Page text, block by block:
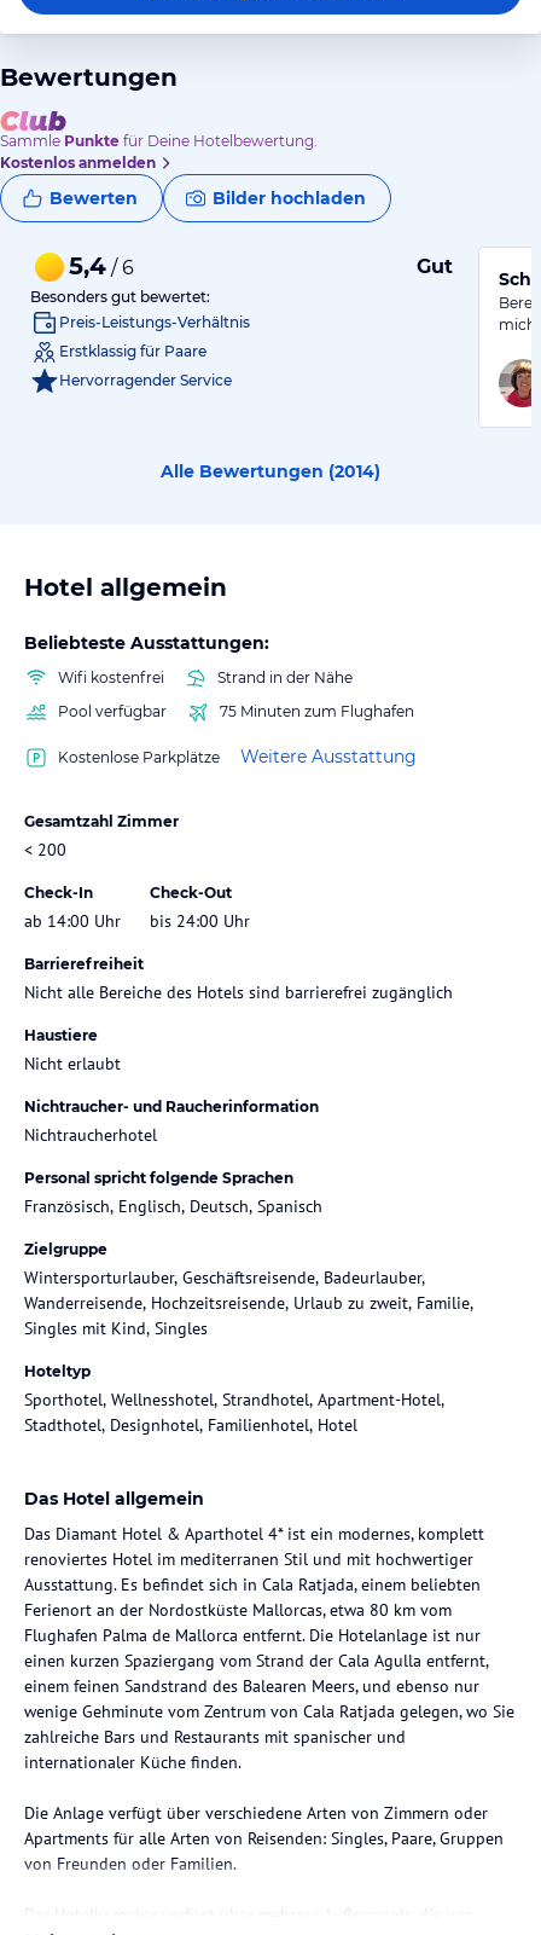
Bewertungen
Sammle Punkte für Deine Hotelbewertung.
Kostenlos anmelden
Bewerten Bilder hochladen
5,4 / 6 Gut
Besonders gut bewertet:
Preis-Leistungs-Verhältnis
Erstklassig für Paare
Hervorragender Service
mich
Alle Bewertungen (2014)
Hotel allgemein
Beliebteste Ausstattungen:
Wifi kostenfrei
Strand in der Nähe
Pool verfügbar
75 Minuten zum Flughafen
Kostenlose Parkplätze Weitere Ausstattung
Gesamtzahl Zimmer
< 200
Check-In
ab 14:00 Uhr
Check-Out
bis 24:00 Uhr
Barrierefreiheit
Nicht alle Bereiche des Hotels sind barrierefrei zugänglich
Haustiere
Nicht erlaubt
Nichtraucher- und Raucherinformation
Nichtraucherhotel
Personal spricht folgende Sprachen
Französisch, Englisch, Deutsch, Spanisch
Zielgruppe
Wintersporturlauber, Geschäftsreisende, Badeurlauber,
Wanderreisende, Hochzeitsreisende, Urlaub zu zweit, Familie,
Singles mit Kind, Singles
Hoteltyp
Sporthotel, Wellnesshotel, Strandhotel, Apartment-Hotel,
Stadthotel, Designhotel, Familienhotel, Hotel
Das Hotel allgemein
Das Diamant Hotel & Aparthotel 4* ist ein modernes, komplett
renoviertes Hotel im mediterranen Stil und mit hochwertiger
Ausstattung. Es befindet sich in Cala Ratjada, einem beliebten
Ferienort an der Nordostküste Mallorcas, etwa 80 km vom
Flughafen Palma de Mallorca entfernt. Die Hotelanlage ist nur
einen kurzen Spaziergang vom Strand der Cala Agulla entfernt,
einem feinen Sandstrand des Balearen Meers, und ebenso nur
wenige Gehminute vom Zentrum von Cala Ratjada gelegen, wo Sie
zahlreiche Bars und Restaurants mit spanischer und
internationaler Küche finden.
Die Anlage verfügt über verschiedene Arten von Zimmern oder
Apartments für alle Arten von Reisenden: Singles, Paare, Gruppen
von Freunden oder Familien.
Der Hotelkomplex verfügt über mehrere Außenpools, die von